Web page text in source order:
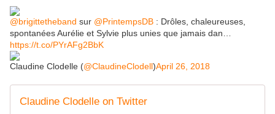
@brigittetheband sur @PrintempsDB : Drôles, chaleureuses,
spontanées Aurélie et Sylvie plus unies que jamais dan…
https://t.co/PYrAFg2BbK
Claudine Clodelle (@ClaudineClodell)April 26, 2018
Claudine Clodelle on Twitter